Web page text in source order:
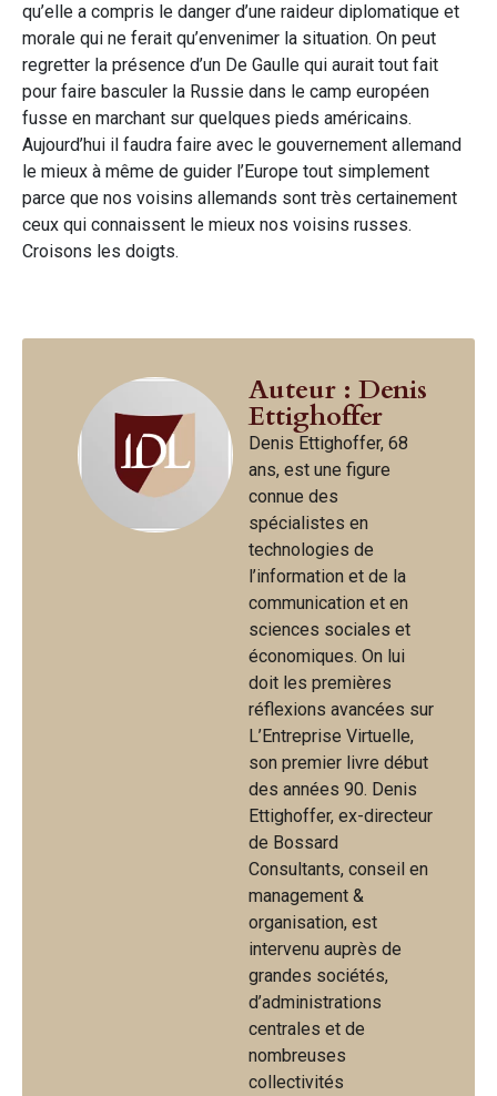
qu’elle a compris le danger d’une raideur diplomatique et
morale qui ne ferait qu’envenimer la situation. On peut
regretter la présence d’un De Gaulle qui aurait tout fait
pour faire basculer la Russie dans le camp européen
fusse en marchant sur quelques pieds américains.
Aujourd’hui il faudra faire avec le gouvernement allemand
le mieux à même de guider l’Europe tout simplement
parce que nos voisins allemands sont très certainement
ceux qui connaissent le mieux nos voisins russes.
Croisons les doigts.
Auteur : Denis
Ettighoffer
Denis Ettighoffer, 68
ans, est une figure
connue des
spécialistes en
technologies de
l’information et de la
communication et en
sciences sociales et
économiques. On lui
doit les premières
réflexions avancées sur
L’Entreprise Virtuelle,
son premier livre début
des années 90. Denis
Ettighoffer, ex-directeur
de Bossard
Consultants, conseil en
management &
organisation, est
intervenu auprès de
grandes sociétés,
d’administrations
centrales et de
nombreuses
collectivités